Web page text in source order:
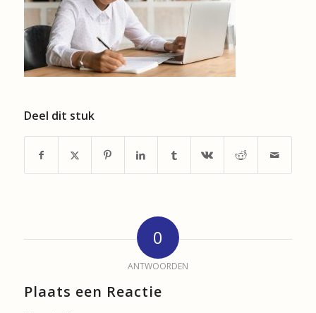
Deel dit stuk
0
ANTWOORDEN
Plaats een Reactie